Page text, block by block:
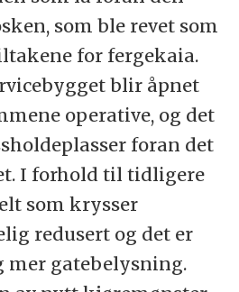
som ble revet som
for fergekaia.
blir åpnet
operative, og det
foran det
I forhold til tidligere
som krysser
redusert og det er
mer gatebelysning.